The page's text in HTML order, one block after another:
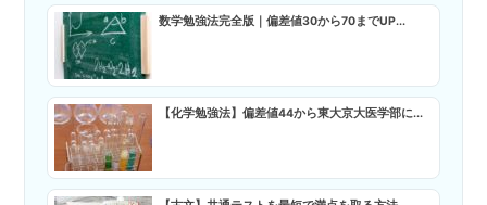
数学勉強法完全版｜偏差値30から70までUP...
【化学勉強法】偏差値44から東大京大医学部に...